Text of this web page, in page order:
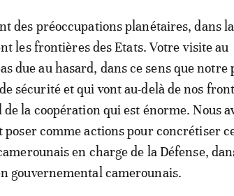
des préoccupations planétaires, dans la
les frontières des Etats. Votre visite au
due au hasard, dans ce sens que notre
sécurité et qui vont au-delà de nos
la coopération qui est énorme. Nous
comme actions pour concrétiser
en charge de la Défense,
gouvernemental camerounais.